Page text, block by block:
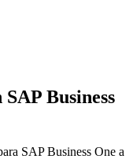
Business
SAP Business One a